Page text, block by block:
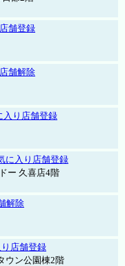
舗登録
舗解除
入り店舗登録
に入り店舗登録
ー 久喜店4階
解除
店舗登録
ウン公園棟2階